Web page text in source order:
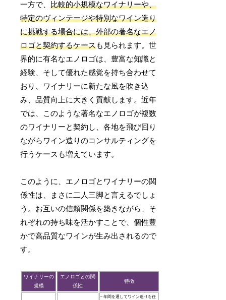
一方で、比較的小規模なワイナリーや、
特定のヴィンテージや特別なワイン造り
に挑戦する場合には、外部の著名なエノ
ロゴと契約するケースも見られます。世
界的に有名なエノロゴは、豊富な知識と
経験、そして優れた感覚を持ち合わせて
おり、ワイナリーに新たな風を吹き込
み、品質向上に大きく貢献します。近年
では、このような著名なエノロゴが複数
のワイナリーと契約し、各地を飛び回り
ながらワイン造りのコンサルティングを
行うケースも増えています。
このように、エノロゴとワイナリーの関
係性は、まさに二人三脚と言えるでしょ
う。お互いの信頼関係を築きながら、そ
れぞれの持ち味を活かすことで、個性豊
かで高品質なワインが生み出されるので
す。
ワイナリーの
規模
エノロゴとの関
係性
特徴
– 年間を通してワイン造りを任